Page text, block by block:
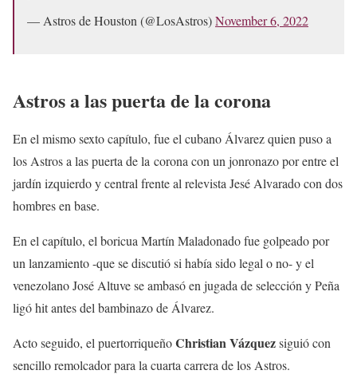
— Astros de Houston (@LosAstros)November 6, 2022
Astros a las puerta de la corona
En el mismo sexto capítulo, fue el cubano Álvarez quien puso a
los Astros a las puerta de la corona con un jonronazo por entre el
jardín izquierdo y central frente al relevista Jesé Alvarado con dos
hombres en base.
En el capítulo, el boricua Martín Maladonado fue golpeado por
un lanzamiento -que se discutió si había sido legal o no- y el
venezolano José Altuve se ambasó en jugada de selección y Peña
ligó hit antes del bambinazo de Álvarez.
Acto seguido, el puertorriqueñoChristian Vázquezsiguió con
sencillo remolcador para la cuarta carrera de los Astros.